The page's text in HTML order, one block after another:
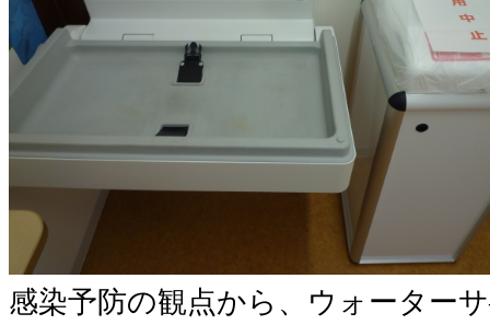
感染予防の観点から、ウォーター